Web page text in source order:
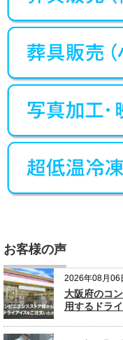
お客様の声
2026年08月06
大阪府のコ
用するドラ